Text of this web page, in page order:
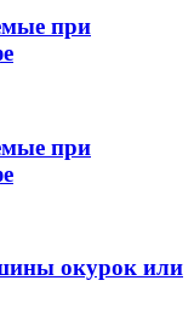
при
при
окурок или